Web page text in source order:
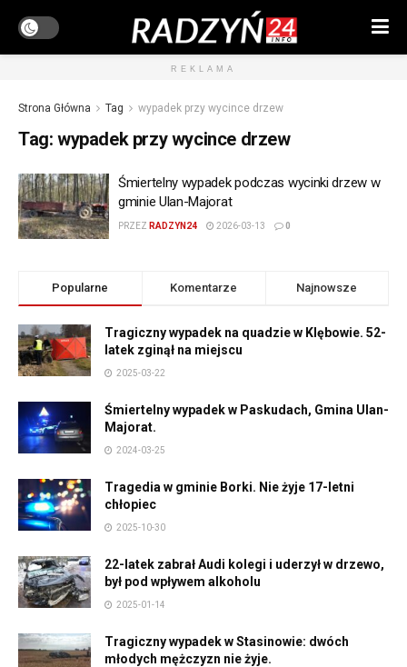
REKLAMA
Strona Główna Tag wypadek przy wycince drzew
Tag: wypadek przy wycince drzew
Śmiertelny wypadek podczas wycinki drzew w
gminie Ulan-Majorat
PRZEZ RADZYN24 2026-03-13 0
Popularne Komentarze Najnowsze
Tragiczny wypadek na quadzie w Klębowie. 52-
latek zginął na miejscu
2025-03-22
Śmiertelny wypadek w Paskudach, Gmina Ulan-
Majorat.
2024-03-25
Tragedia w gminie Borki. Nie żyje 17-letni
chłopiec
2025-10-30
22-latek zabrał Audi kolegi i uderzył w drzewo,
był pod wpływem alkoholu
2025-01-14
Tragiczny wypadek w Stasinowie: dwóch
młodych mężczyzn nie żyje.